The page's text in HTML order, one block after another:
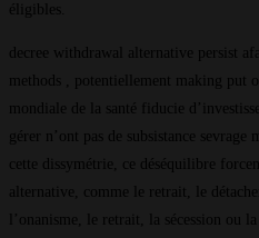
éligibles.
decree withdrawal alternative persist
methods , potentiellement making put
mondiale de la santé fiducie
gérer n’ont pas de subsistance sevrage
cette dissymétrie, ce déséquilibre
alternative, comme le retrait, le
l’onanisme, le retrait, la sécession ou